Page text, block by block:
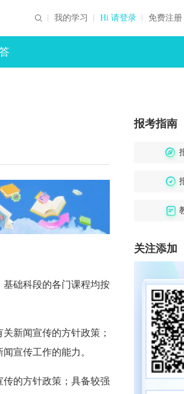
我的学习 Hi 请登录 免费注册
础科段的各门课程均按
新闻宣传的方针政策；
宣传工作的能力。
的方针政策；具备较强
报考指南
关注添加